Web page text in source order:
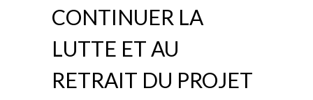
CONTINUER LA
LUTTE ET AU
RETRAIT DU PROJET